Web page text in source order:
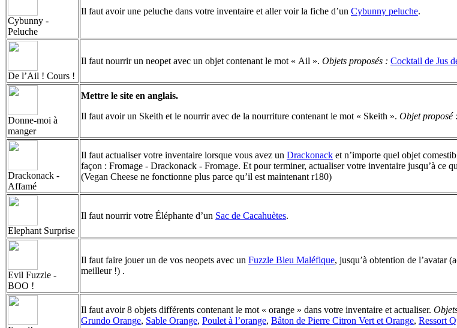
Cybunny -
Peluche
Il faut avoir une peluche dans votre inventaire et aller voir la fiche d’un Cybunny peluche.
De l’Ail ! Cours !
Il faut nourrir un neopet avec un objet contenant le mot « Ail ». Objets proposés : Cocktail de Jus
Donne-moi à
manger
Mettre le site en anglais.
Il faut avoir un Skeith et le nourrir avec de la nourriture contenant le mot « Skeith ». Objet proposé :
Drackonack -
Affamé
Il faut actualiser votre inventaire lorsque vous avez un Drackonack et n’importe quel objet
façon : Fromage - Drackonack - Fromage. Et pour terminer, actualiser votre inventaire jusqu’à ce
(Vegan Cheese ne fonctionne plus parce qu’il est maintenant r180)
Elephant Surprise
Il faut nourrir votre Éléphante d’un Sac de Cacahuètes.
Evil Fuzzle -
BOO !
Il faut faire jouer un de vos neopets avec un Fuzzle Bleu Maléfique, jusqu’à obtention de l’avatar
meilleur !) .
Il faut avoir 8 objets différents contenant le mot « orange » dans votre inventaire et actualiser.
Grundo Orange, Sable Orange, Poulet à l’orange, Bâton de Pierre Citron Vert et Orange, Ressort